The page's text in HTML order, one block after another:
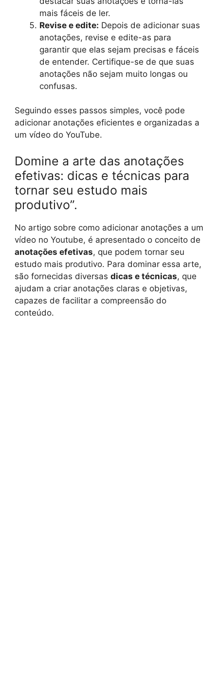
mais fáceis de ler.
Revise e edite: Depois de adicionar suas
anotações, revise e edite-as para
garantir que elas sejam precisas e fáceis
de entender. Certifique-se de que suas
anotações não sejam muito longas ou
confusas.
Seguindo esses passos simples, você pode
adicionar anotações eficientes e organizadas a
um vídeo do YouTube.
Domine a arte das anotações
efetivas: dicas e técnicas para
tornar seu estudo mais
produtivo”.
No artigo sobre como adicionar anotações a um
vídeo no Youtube, é apresentado o conceito de
anotações efetivas, que podem tornar seu
estudo mais produtivo. Para dominar essa arte,
são fornecidas diversas dicas e técnicas, que
ajudam a criar anotações claras e objetivas,
capazes de facilitar a compreensão do
conteúdo.